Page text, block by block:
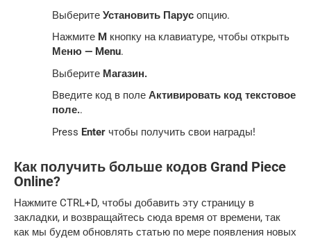
Выберите Установить Парус опцию.
Нажмите M кнопку на клавиатуре, чтобы открыть
Меню — Menu.
Выберите Магазин.
Введите код в поле Активировать код текстовое
поле..
Press Enter чтобы получить свои награды!
Как получить больше кодов Grand Piece
Online?
Нажмите CTRL+D, чтобы добавить эту страницу в
закладки, и возвращайтесь сюда время от времени, так
как мы будем обновлять статью по мере появления новых